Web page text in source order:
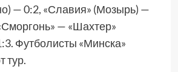
— 0:2, «Славия» (Мозырь) —
— «Шахтер»
Футболисты «Минска»
тур.